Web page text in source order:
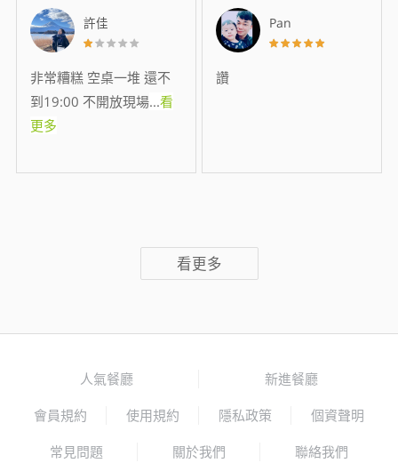
許佳
非常糟糕 空桌一堆 還不
到19:00 不開放現場...看
更多
Pan
讚
看更多
人氣餐廳 新進餐廳
會員規約 使用規約 隱私政策 個資聲明
常見問題 關於我們 聯絡我們